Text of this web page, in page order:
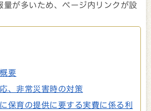
量が多いため、ページ内リンクが設
要
、非常災害時の対策
保育の提供に要する実費に係る利